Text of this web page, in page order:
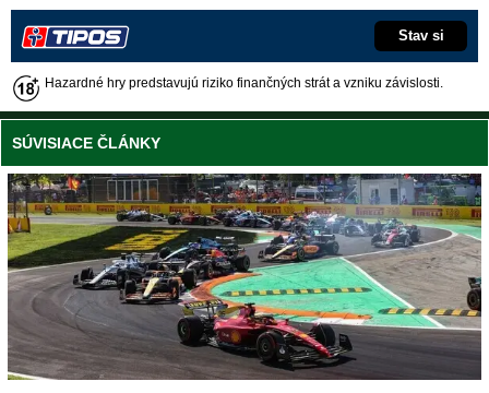
Stav si
Hazardné hry predstavujú riziko finančných strát a vzniku závislosti.
SÚVISIACE ČLÁNKY